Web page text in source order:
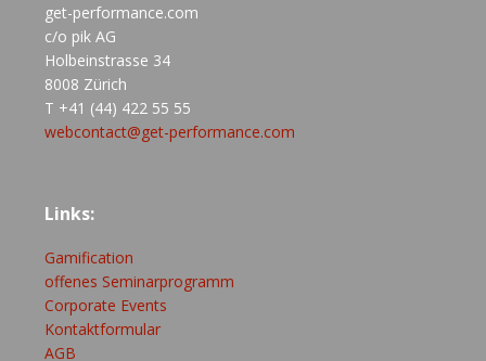
get-performance.com
c/o pik AG
Holbeinstrasse 34
8008 Zürich
T +41 (44) 422 55 55
webcontact@get-performance.com
Links:
Gamification
offenes Seminarprogramm
Corporate Events
Kontaktformular
AGB